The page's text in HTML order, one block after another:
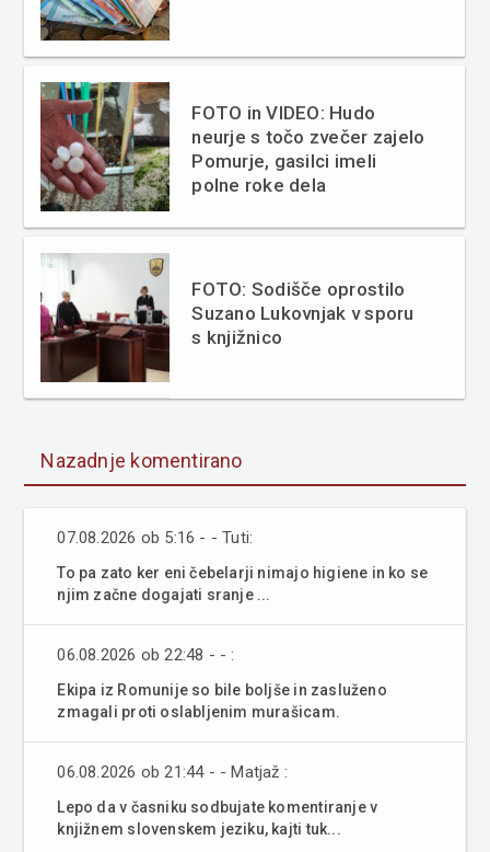
FOTO in VIDEO: Hudo
neurje s točo zvečer zajelo
Pomurje, gasilci imeli
polne roke dela
FOTO: Sodišče oprostilo
Suzano Lukovnjak v sporu
s knjižnico
Nazadnje komentirano
07.08.2026 ob 5:16 - - Tuti:
To pa zato ker eni čebelarji nimajo higiene in ko se
njim začne dogajati sranje ...
06.08.2026 ob 22:48 - - :
Ekipa iz Romunije so bile boljše in zasluženo
zmagali proti oslabljenim murašicam.
06.08.2026 ob 21:44 - - Matjaž :
Lepo da v časniku sodbujate komentiranje v
knjižnem slovenskem jeziku, kajti tuk...